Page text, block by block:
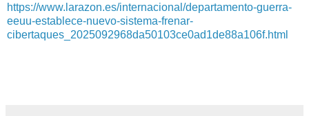
https://www.larazon.es/internacional/departamento-guerra-
eeuu-establece-nuevo-sistema-frenar-
cibertaques_2025092968da50103ce0ad1de88a106f.html